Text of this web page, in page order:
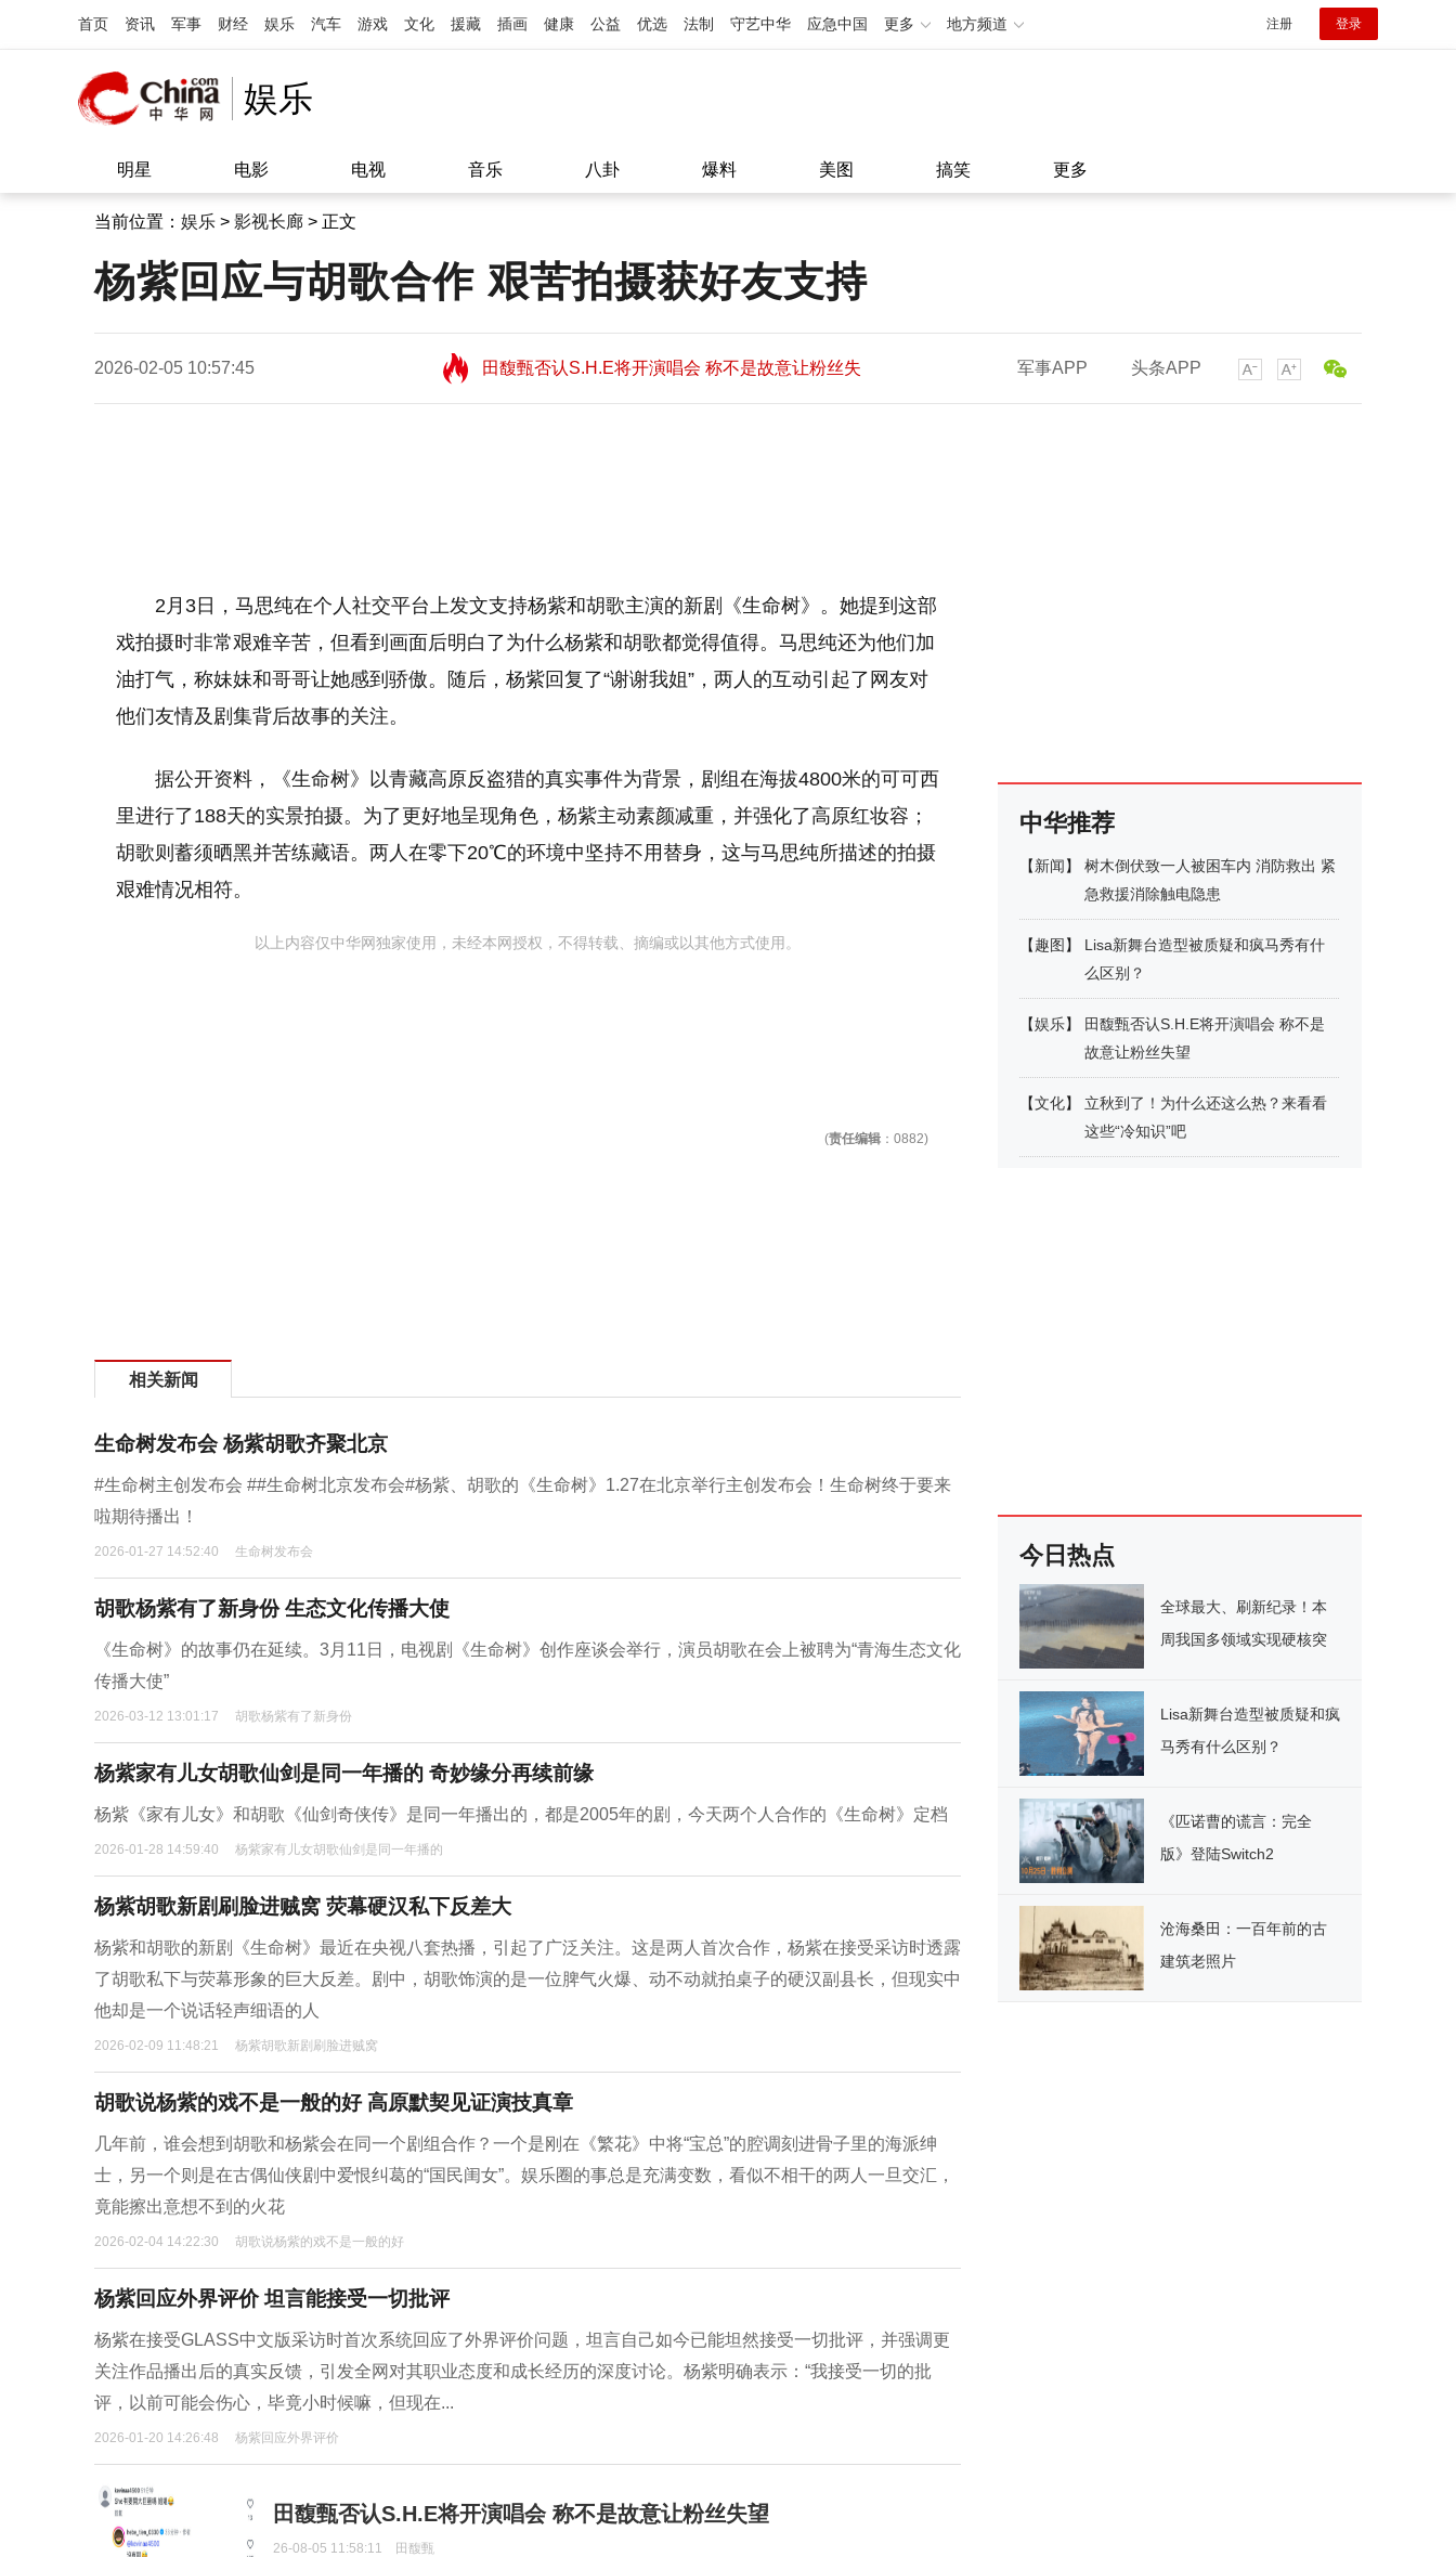
首页 资讯 军事 财经 娱乐 汽车 游戏 文化 援藏 插画 健康 公益 优选 法制 守艺中华 应急中国 更多 地方频道 注册 登录
娱乐
明星 电影 电视 音乐 八卦 爆料 美图 搞笑 更多
当前位置： 娱乐 > 影视长廊 > 正文
杨紫回应与胡歌合作 艰苦拍摄获好友支持
2026-02-05 10:57:45
田馥甄否认S.H.E将开演唱会 称不是故意让粉丝失
望11:08
田馥甄否认S.H.E将开演唱会 称不是故意让粉丝失
望11:08
军事APP 头条APP
2月3日，马思纯在个人社交平台上发文支持杨紫和胡歌主演的新剧《生命树》。她提到这部
戏拍摄时非常艰难辛苦，但看到画面后明白了为什么杨紫和胡歌都觉得值得。马思纯还为他们加
油打气，称妹妹和哥哥让她感到骄傲。随后，杨紫回复了“谢谢我姐”，两人的互动引起了网友对
他们友情及剧集背后故事的关注。
据公开资料，《生命树》以青藏高原反盗猎的真实事件为背景，剧组在海拔4800米的可可西
里进行了188天的实景拍摄。为了更好地呈现角色，杨紫主动素颜减重，并强化了高原红妆容；
胡歌则蓄须晒黑并苦练藏语。两人在零下20℃的环境中坚持不用替身，这与马思纯所描述的拍摄
艰难情况相符。
以上内容仅中华网独家使用，未经本网授权，不得转载、摘编或以其他方式使用。
(责任编辑 ：0882)
相关新闻
生命树发布会 杨紫胡歌齐聚北京
#生命树主创发布会 ##生命树北京发布会#杨紫、胡歌的《生命树》1.27在北京举行主创发布会！生命树终于要来
啦期待播出！
2026-01-27 14:52:40 生命树发布会
胡歌杨紫有了新身份 生态文化传播大使
《生命树》的故事仍在延续。3月11日，电视剧《生命树》创作座谈会举行，演员胡歌在会上被聘为“青海生态文化
传播大使”
2026-03-12 13:01:17 胡歌杨紫有了新身份
杨紫家有儿女胡歌仙剑是同一年播的 奇妙缘分再续前缘
杨紫《家有儿女》和胡歌《仙剑奇侠传》是同一年播出的，都是2005年的剧，今天两个人合作的《生命树》定档
2026-01-28 14:59:40 杨紫家有儿女胡歌仙剑是同一年播的
杨紫胡歌新剧刷脸进贼窝 荧幕硬汉私下反差大
杨紫和胡歌的新剧《生命树》最近在央视八套热播，引起了广泛关注。这是两人首次合作，杨紫在接受采访时透露
了胡歌私下与荧幕形象的巨大反差。剧中，胡歌饰演的是一位脾气火爆、动不动就拍桌子的硬汉副县长，但现实中
他却是一个说话轻声细语的人
2026-02-09 11:48:21 杨紫胡歌新剧刷脸进贼窝
胡歌说杨紫的戏不是一般的好 高原默契见证演技真章
几年前，谁会想到胡歌和杨紫会在同一个剧组合作？一个是刚在《繁花》中将“宝总”的腔调刻进骨子里的海派绅
士，另一个则是在古偶仙侠剧中爱恨纠葛的“国民闺女”。娱乐圈的事总是充满变数，看似不相干的两人一旦交汇，
竟能擦出意想不到的火花
2026-02-04 14:22:30 胡歌说杨紫的戏不是一般的好
杨紫回应外界评价 坦言能接受一切批评
杨紫在接受GLASS中文版采访时首次系统回应了外界评价问题，坦言自己如今已能坦然接受一切批评，并强调更
关注作品播出后的真实反馈，引发全网对其职业态度和成长经历的深度讨论。杨紫明确表示：“我接受一切的批
评，以前可能会伤心，毕竟小时候嘛，但现在...
2026-01-20 14:26:48 杨紫回应外界评价
田馥甄否认S.H.E将开演唱会 称不是故意让粉丝失望
26-08-05 11:58:11 田馥甄
中华推荐
【新闻】
树木倒伏致一人被困车内 消防救出 紧
急救援消除触电隐患
【趣图 】
Lisa新舞台造型被质疑和疯马秀有什
么区别？
【娱乐】
田馥甄否认S.H.E将开演唱会 称不是
故意让粉丝失望
【文化】
立秋到了！为什么还这么热？来看看
这些“冷知识”吧
今日热点
全球最大、刷新纪录！本
周我国多领域实现硬核突
Lisa新舞台造型被质疑和疯
马秀有什么区别？
《匹诺曹的谎言：完全
版》登陆Switch2
沧海桑田：一百年前的古
建筑老照片